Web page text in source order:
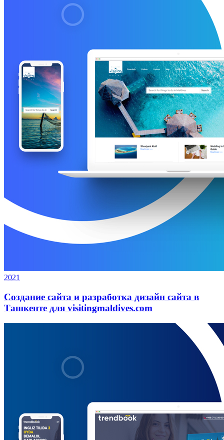
2021
Создание сайта и разработка дизайн сайта в
Ташкенте для visitingmaldives.com